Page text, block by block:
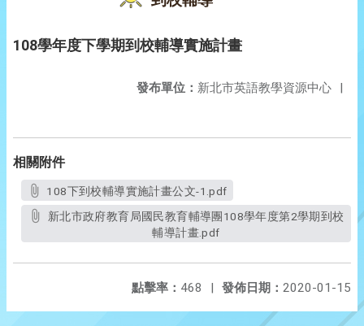
108學年度下學期到校輔導實施計畫
發布單位： 新北市英語教學資源中心 |
相關附件
108下到校輔導實施計畫公文-1.pdf
輔導計畫.pdf
發佈日期： 2020-01-15
點擊率： 468 |